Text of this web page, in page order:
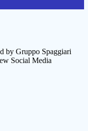
by Gruppo Spaggiari
Social Media